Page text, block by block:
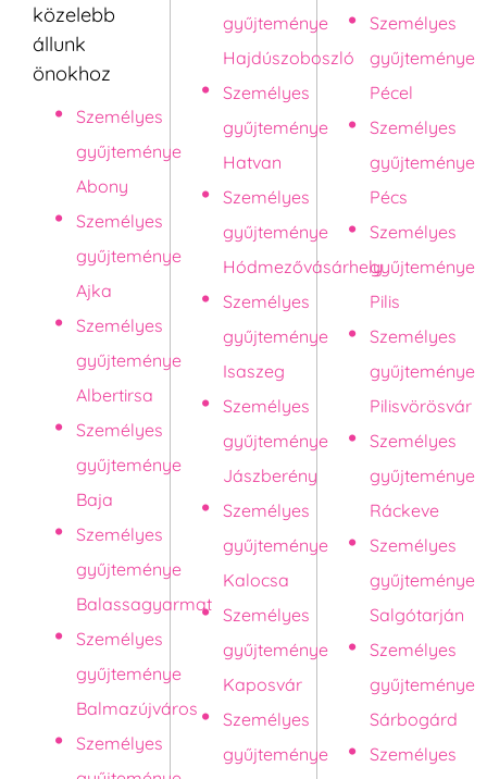
közelebb
állunk
önokhoz
Személyes
gyűjteménye
Abony
Személyes
gyűjteménye
Ajka
Személyes
gyűjteménye
Albertirsa
Személyes
gyűjteménye
Baja
Személyes
gyűjteménye
Balassagyarmat
Személyes
gyűjteménye
Balmazújváros
Személyes
gyűjteménye
Hajdúszoboszló
Személyes
gyűjteménye
Hatvan
Személyes
gyűjteménye
Hódmezővásárhely
Személyes
gyűjteménye
Isaszeg
Személyes
gyűjteménye
Jászberény
Személyes
gyűjteménye
Kalocsa
Személyes
gyűjteménye
Kaposvár
Személyes
gyűjteménye
Személyes
gyűjteménye
Pécel
Személyes
gyűjteménye
Pécs
Személyes
gyűjteménye
Pilis
Személyes
gyűjteménye
Pilisvörösvár
Személyes
gyűjteménye
Ráckeve
Személyes
gyűjteménye
Salgótarján
Személyes
gyűjteménye
Sárbogárd
Személyes